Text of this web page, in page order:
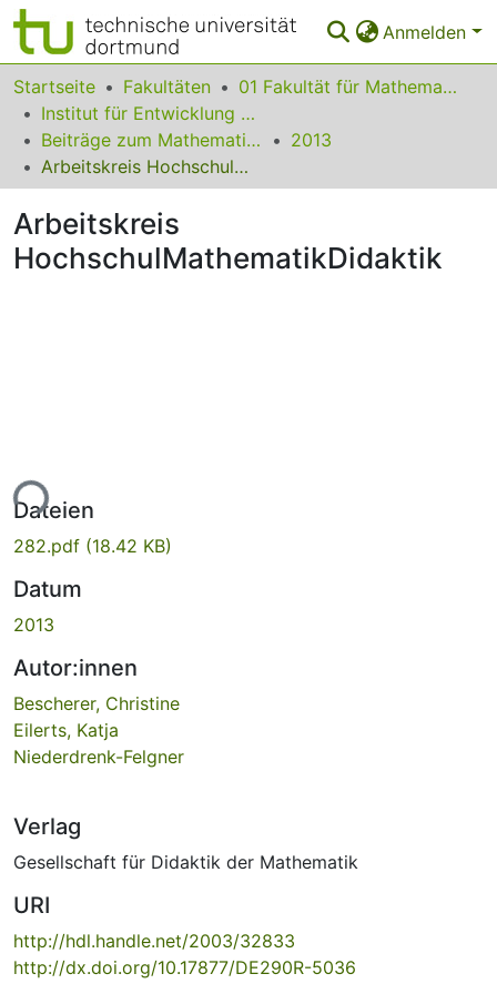
Anmelden
Bereiche & Sammlungen
Das gesamte Repositorium
Statistiken
FAQ
Leitlinien
Startseite Fakultäten
01 Fakultät für Mathematik
Institut für Entwicklung und Erforschung des Mathematikunterrichts
Beiträge zum Mathematikunterricht
2013
Arbeitskreis HochschulMathematikDidaktik
Arbeitskreis
HochschulMathematikDidaktik
Dateien
282.pdf (18.42 KB)
Datum
2013
Autor:innen
Bescherer, Christine
Eilerts, Katja
Niederdrenk-Felgner
Verlag
Gesellschaft für Didaktik der Mathematik
URI
http://hdl.handle.net/2003/32833
http://dx.doi.org/10.17877/DE290R-5036